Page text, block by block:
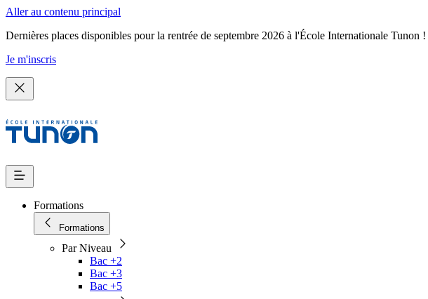
Aller au contenu principal
Dernières places disponibles pour la rentrée de septembre 2026 à l'École Internationale Tunon !
Je m'inscris
Formations
Formations
Par Niveau
Bac +2
Bac +3
Bac +5